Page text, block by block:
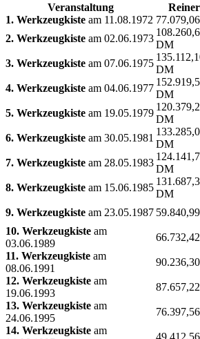
Veranstaltung
1. Werkzeugkiste am 11.08.1972
2. Werkzeugkiste am 02.06.1973
DM
3. Werkzeugkiste am 07.06.1975
DM
4. Werkzeugkiste am 04.06.1977
DM
5. Werkzeugkiste am 19.05.1979
DM
6. Werkzeugkiste am 30.05.1981
DM
7. Werkzeugkiste am 28.05.1983
DM
8. Werkzeugkiste am 15.06.1985
DM
9. Werkzeugkiste am 23.05.1987
10. Werkzeugkiste am
03.06.1989
11. Werkzeugkiste am
08.06.1991
12. Werkzeugkiste am
19.06.1993
13. Werkzeugkiste am
24.06.1995
14. Werkzeugkiste am